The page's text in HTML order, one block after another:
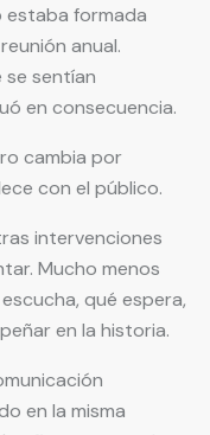
estaba formada
anual.
sentían
en consecuencia.
cambia por
con el público.
intervenciones
Mucho menos
qué espera,
en la historia.
en la misma